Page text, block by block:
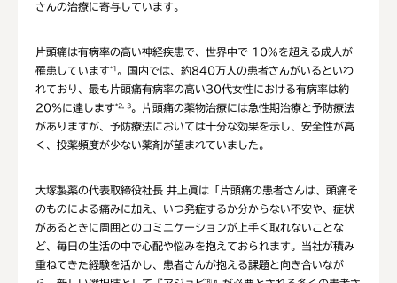
さんの治療に寄与しています。
片頭痛は有病率の高い神経疾患で、世界中で 10%を超える成人が
罹患しています*1 。国内では、約840万人の患者さんがいるといわ
れており、最も片頭痛有病率の高い30代女性における有病率は約
20％に達します*2, 3。片頭痛の薬物治療には急性期治療と予防療法
がありますが、予防療法においては十分な効果を示し、安全性が高
く、投薬頻度が少ない薬剤が望まれていました。
大塚製薬の代表取締役社長 井上眞は「片頭痛の患者さんは、頭痛そ
のものによる痛みに加え、いつ発症するか分からない不安や、症状
があるときに周囲とのコミニケーションが上手く取れないことな
ど、毎日の生活の中で心配や悩みを抱えておられます。当社が積み
重ねてきた経験を活かし、患者さんが抱える課題と向き合いなが
®